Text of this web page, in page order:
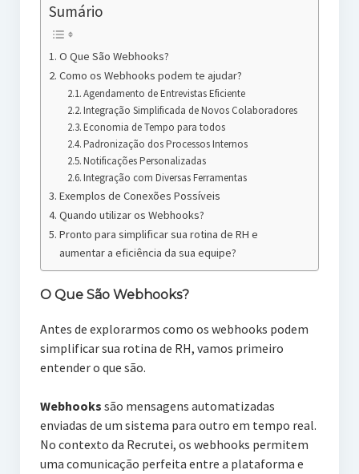
Sumário
O Que São Webhooks?
Como os Webhooks podem te ajudar?
Agendamento de Entrevistas Eficiente
Integração Simplificada de Novos Colaboradores
Economia de Tempo para todos
Padronização dos Processos Internos
Notificações Personalizadas
Integração com Diversas Ferramentas
Exemplos de Conexões Possíveis
Quando utilizar os Webhooks?
Pronto para simplificar sua rotina de RH e
aumentar a eficiência da sua equipe?
O Que São Webhooks?
Antes de explorarmos como os webhooks podem
simplificar sua rotina de RH, vamos primeiro
entender o que são.
Webhooks são mensagens automatizadas
enviadas de um sistema para outro em tempo real.
No contexto da Recrutei, os webhooks permitem
uma comunicação perfeita entre a plataforma e